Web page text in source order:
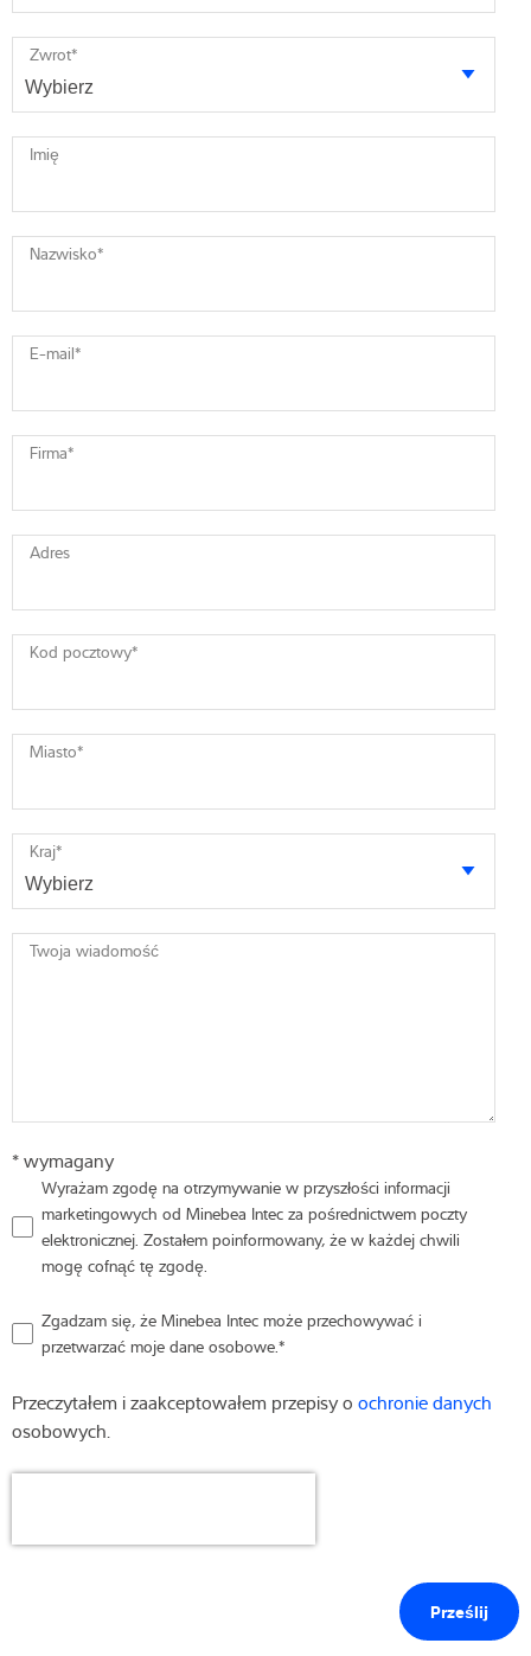
Zwrot*
Imię
Nazwisko*
E-mail*
Firma*
Adres
Kod pocztowy*
Miasto*
Kraj*
Twoja wiadomość
* wymagany
Wyrażam zgodę na otrzymywanie w przyszłości informacji
marketingowych od Minebea Intec za pośrednictwem poczty
elektronicznej. Zostałem poinformowany, że w każdej chwili
mogę cofnąć tę zgodę.
Zgadzam się, że Minebea Intec może przechowywać i
przetwarzać moje dane osobowe.*
Przeczytałem i zaakceptowałem przepisy o ochronie danych
osobowych.